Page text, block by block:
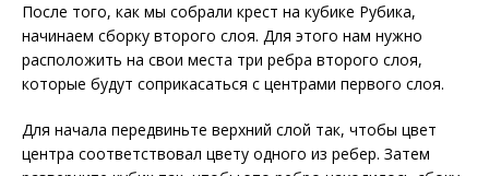
После того, как мы собрали крест на кубике Рубика,
начинаем сборку второго слоя. Для этого нам нужно
расположить на свои места три ребра второго слоя,
которые будут соприкасаться с центрами первого слоя.
Для начала передвиньте верхний слой так, чтобы цвет
центра соответствовал цвету одного из ребер. Затем